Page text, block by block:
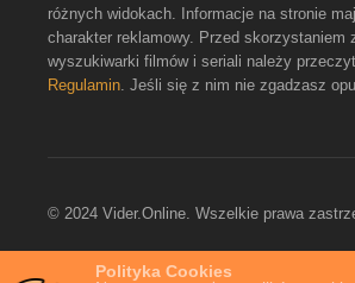
Polityka Cookies
różnych widokach. Informacje na stronie
charakter reklamowy. Przed skorzystaniem
wyszukiwarki filmów i seriali należy
Regulamin. Jeśli się z nim nie zgadzasz
© 2024 Vider.Online. Wszelkie prawa